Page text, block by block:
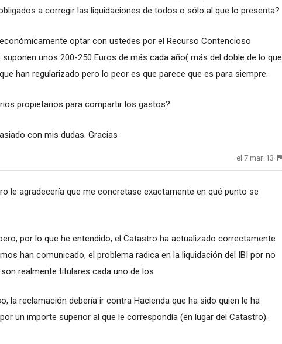
a corregir las liquidaciones de todos o sólo al que lo presenta?
optar con ustedes por el Recurso Contencioso
unos 200-250 Euros de más cada año( más del doble de lo que
han regularizado pero lo peor es que parece que es para siempre.
propietarios para compartir los gastos?
con mis dudas. Gracias
el 7 mar. 13
le agradecería que me concretase exactamente en qué punto se
por lo que he entendido, el Catastro ha actualizado correctamente
han comunicado, el problema radica en la liquidación del IBI por no
realmente titulares cada uno de los
la reclamación debería ir contra Hacienda que ha sido quien le ha
un importe superior al que le correspondía (en lugar del Catastro).